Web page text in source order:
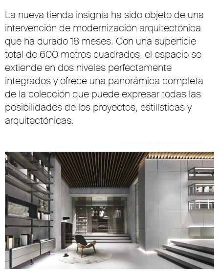
La nueva tienda insignia ha sido objeto de una
intervención de modernización arquitectónica
que ha durado 18 meses. Con una superficie
total de 600 metros cuadrados, el espacio se
extiende en dos niveles perfectamente
integrados y ofrece una panorámica completa
de la colección que puede expresar todas las
posibilidades de los proyectos, estilísticas y
arquitectónicas.